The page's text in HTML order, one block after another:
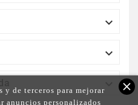


close
de terceros para mejorar
anuncios personalizados